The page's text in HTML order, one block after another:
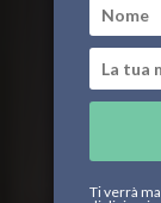
Ti verrà